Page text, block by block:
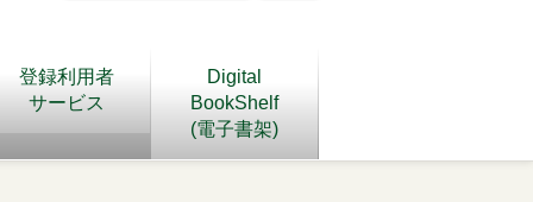
登録利用者
サービス
Digital
BookShelf
(電子書架)